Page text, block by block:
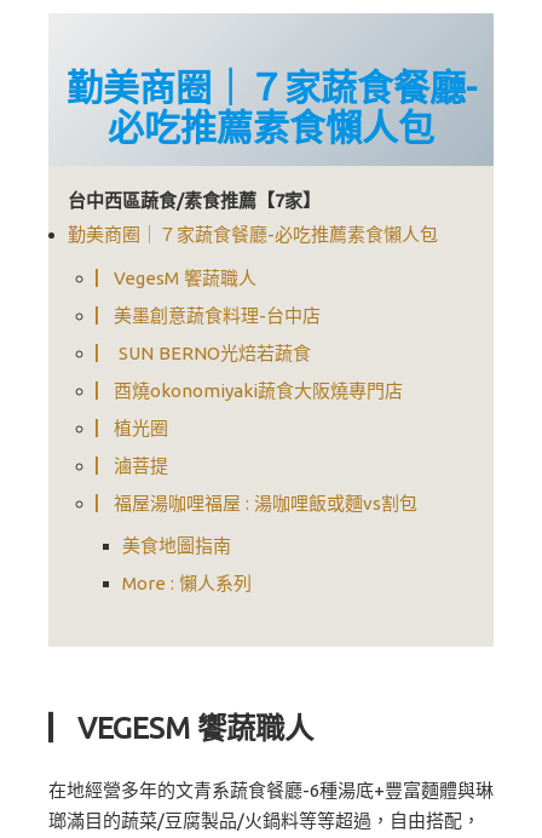
勤美商圈｜７家蔬食餐廳-
必吃推薦素食懶人包
台中西區蔬食/素食推薦【7家】
勤美商圈｜７家蔬食餐廳-必吃推薦素食懶人包
▏VegesM 饗蔬職人
▏美墨創意蔬食料理-台中店
▏ SUN BERNO光焙若蔬食
▏酉燒okonomiyaki蔬食大阪燒專門店
▏植光圈
▏滷菩提
▏福屋湯咖哩福屋 : 湯咖哩飯或麵vs割包
美食地圖指南
More : 懶人系列
▏VEGESM 饗蔬職人
在地經營多年的文青系蔬食餐廳-6種湯底+豐富麵體與琳
瑯滿目的蔬菜/豆腐製品/火鍋料等等超過，自由搭配，